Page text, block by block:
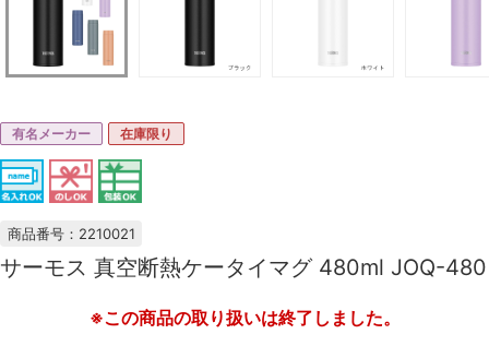
有名メーカー 在庫限り
商品番号：2210021
サーモス 真空断熱ケータイマグ 480ml JOQ-480
※この商品の取り扱いは終了しました。